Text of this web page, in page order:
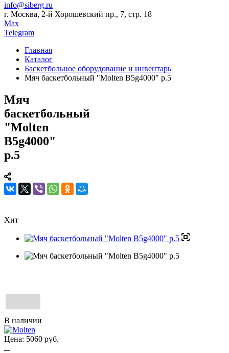
info@siberg.ru
г. Москва, 2-й Хорошевский пр., 7, стр. 18
Max
Telegram
Главная
Каталог
Баскетбольное оборудование и инвентарь
Мяч баскетбольный "Molten B5g4000" р.5
Мяч
баскетбольный
"Molten
B5g4000"
р.5
В наличии
Цена: 5060 руб.
Хит